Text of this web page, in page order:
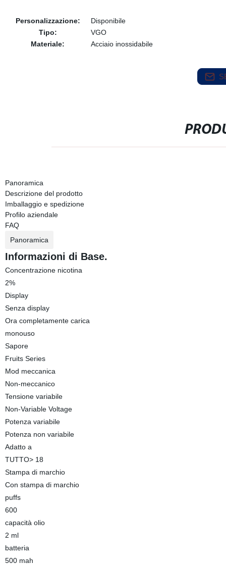
Personalizzazione:
Disponibile
Tipo:
VGO
Materiale:
Acciaio inossidabile
Panoramica
Descrizione del prodotto
Imballaggio e spedizione
Profilo aziendale
FAQ
Panoramica
Informazioni di Base.
Concentrazione nicotina
2%
Display
Senza display
Ora completamente carica
monouso
Sapore
Fruits Series
Mod meccanica
Non-meccanico
Tensione variabile
Non-Variable Voltage
Potenza variabile
Potenza non variabile
Adatto a
TUTTO> 18
Stampa di marchio
Con stampa di marchio
puffs
600
capacità olio
2 ml
batteria
500 mah